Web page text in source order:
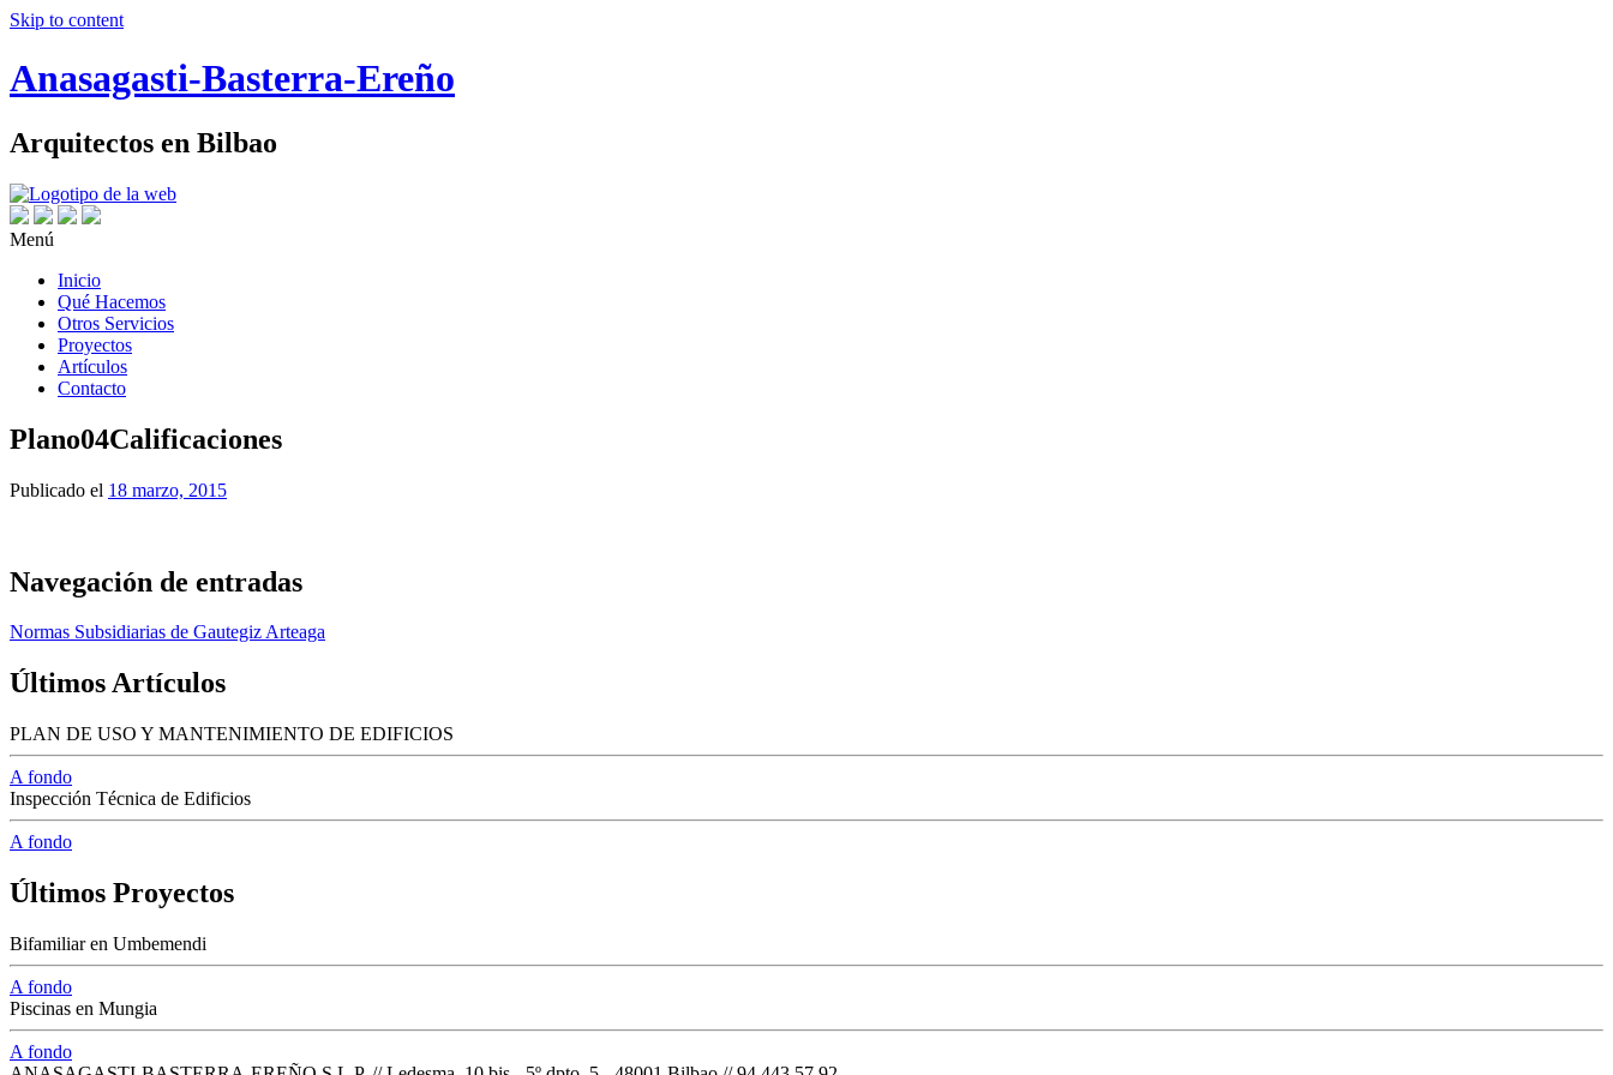
Skip to content
Anasagasti-Basterra-Ereño
Arquitectos en Bilbao
Menú
Inicio
Qué Hacemos
Otros Servicios
Proyectos
Artículos
Contacto
Plano04Calificaciones
Publicado el 18 marzo, 2015
Navegación de entradas
Normas Subsidiarias de Gautegiz Arteaga
Últimos Artículos
PLAN DE USO Y MANTENIMIENTO DE EDIFICIOS
A fondo
Inspección Técnica de Edificios
A fondo
Últimos Proyectos
Bifamiliar en Umbemendi
A fondo
Piscinas en Mungia
A fondo